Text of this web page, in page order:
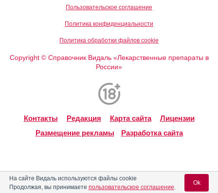
Пользовательское соглашение
Политика конфиденциальности
Политика обработки файлов cookie
Copyright ©Справочник Видаль «Лекарственные препараты в
России»
Контакты Редакция Карта сайта
Лицензии
Размещение рекламы
Разработка сайта
На сайте Видаль используются файлы cookie
Продолжая, вы принимаете пользовательское соглашение.
Ok